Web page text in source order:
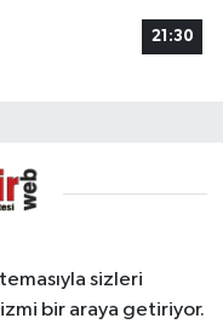
21:30
sizleri
bir araya getiriyor.